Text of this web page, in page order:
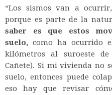
“Los sismos van a
porque es parte de la
saber es que estos
suelo,como ha ocurrido
kilómetros al suroeste
Cañete). Si mi vivienda no
suelo, entonces puede
eso hay que revisar